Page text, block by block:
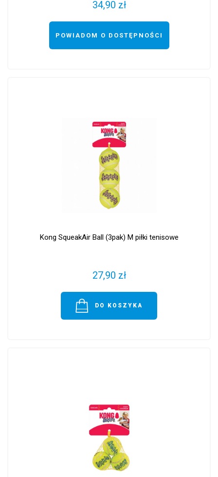
34,90 zł
POWIADOM O DOSTĘPNOŚCI
Kong SqueakAir Ball (3pak) M piłki tenisowe
27,90 zł
DO KOSZYKA